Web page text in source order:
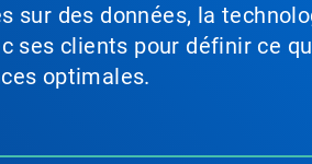
sur des données, la
ses clients pour définir ce
optimales.